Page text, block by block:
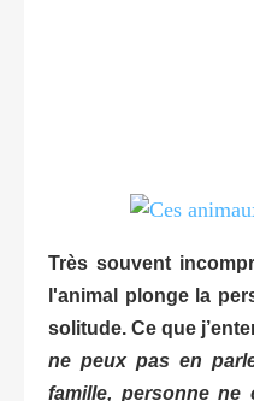
Très souvent
l'animal plonge la
solitude. Ce que
ne peux pas en
famille, personne ne